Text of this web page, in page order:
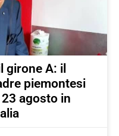
girone A: il
piemontesi
agosto in